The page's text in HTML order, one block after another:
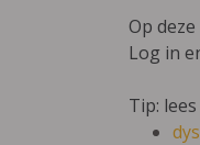
Op
Log in
Tip: